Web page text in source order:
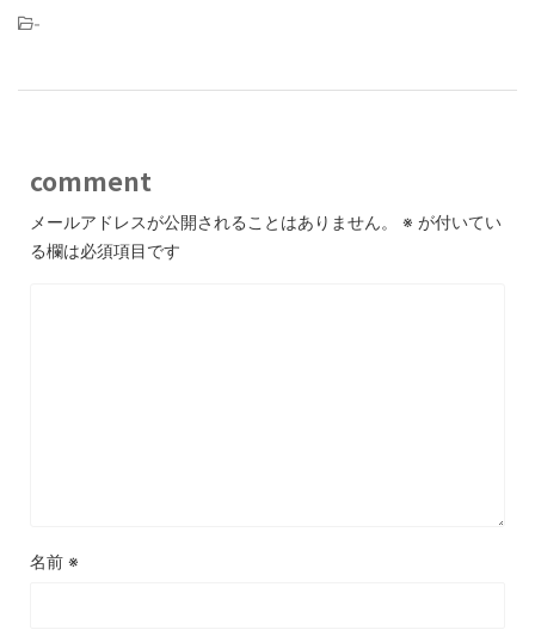
-
comment
メールアドレスが公開されることはありません。 ※ が付いてい
る欄は必須項目です
名前 ※